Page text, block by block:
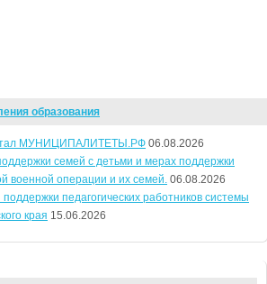
образования
МУНИЦИПАЛИТЕТЫ.РФ 06.08.2026
семей с детьми и мерах поддержки
военной операции и их семей. 06.08.2026
педагогических работников системы
края 15.06.2026